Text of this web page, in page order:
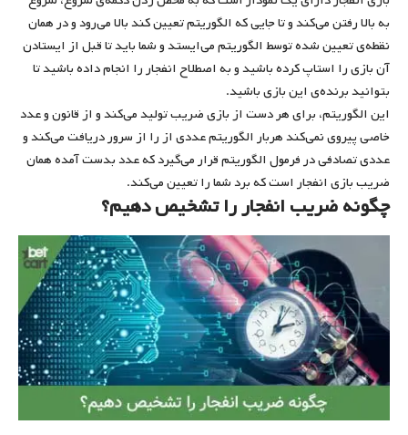
به بالا رفتن می‌کند و تا جایی که الگوریتم تعیین کند بالا می‌رود و در همان
نقطه‌ی تعیین شده توسط الگوریتم می‌ایستد و شما باید تا قبل از ایستادن
آن بازی را استاپ کرده باشید و به اصطلاح انفجار را انجام داده باشید تا
بتوانید برنده‌ی این بازی باشید.
این الگوریتم، برای هر دست از بازی ضریب تولید می‌کند و از قانون و عدد
خاصی پیروی نمی‌کند هربار الگوریتم عددی از را از سرور دریافت می‌کند و
عددی تصادفی در فرمول الگوریتم قرار می‌گیرد که عدد بدست آمده همان
ضریب بازی انفجار است که برد شما را تعیین می‌کند.
چگونه ضریب انفجار را تشخیص دهیم؟